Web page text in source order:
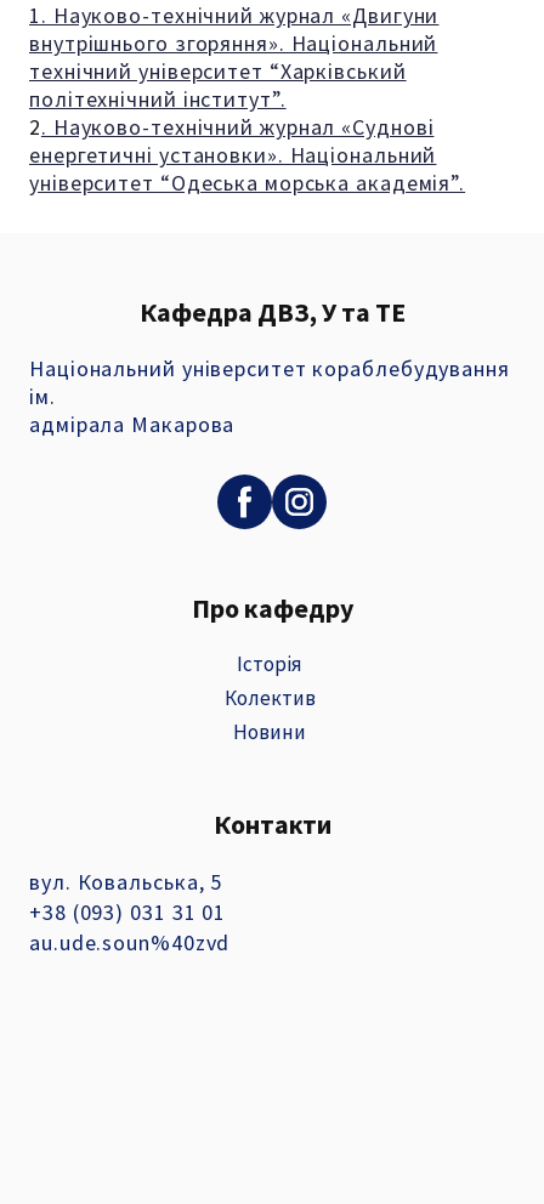
1. Науково-технічний журнал «Двигуни
внутрішнього згоряння». Національний
технічний університет “Харківський
політехнічний інститут”.
2. Науково-технічний журнал «Суднові
енергетичні установки». Національний
університет “Одеська морська академія”.
Кафедра ДВЗ, У та ТЕ
Національний університет кораблебудування
ім.
адмірала Макарова
Про кафедру
Історія
Колектив
Новини
Контакти
вул. Ковальська, 5
+38 (093) 031 31 01
au.ude.soun%40zvd